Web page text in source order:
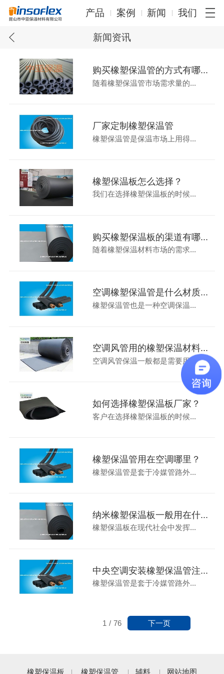
产品 案例 新闻 我们
新闻资讯
购买橡塑保温管的方式有哪...
随着橡塑保温管市场需求量的...
厂家定制橡塑保温管
橡塑保温管是保温市场上用得...
橡塑保温板怎么选择？
我们在选择橡塑保温板的时候...
购买橡塑保温板的渠道有哪...
随着橡塑保温材料市场的需求...
空调橡塑保温管是什么材质...
橡塑保温管也是一种空调保温...
空调风管用的橡塑保温材料...
空调风管保温一般都是需要用...
如何选择橡塑保温板厂家？
客户在选择橡塑保温板的时候...
橡塑保温管用在空调哪里？
橡塑保温管是套于冷媒管路外...
纳米橡塑保温板一般用在什...
橡塑保温板在现代社会中发挥...
中央空调安装橡塑保温管注...
橡塑保温管是套于冷媒管路外...
1 / 76 下一页
橡塑保温板 橡塑保温管 辅料 网站地图